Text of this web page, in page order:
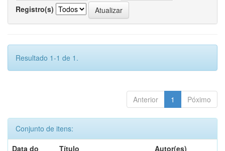
Registro(s)
Resultado 1-1 de 1.
Anterior 1 Póximo
Conjunto de itens:
Data do
Título Autor(es)